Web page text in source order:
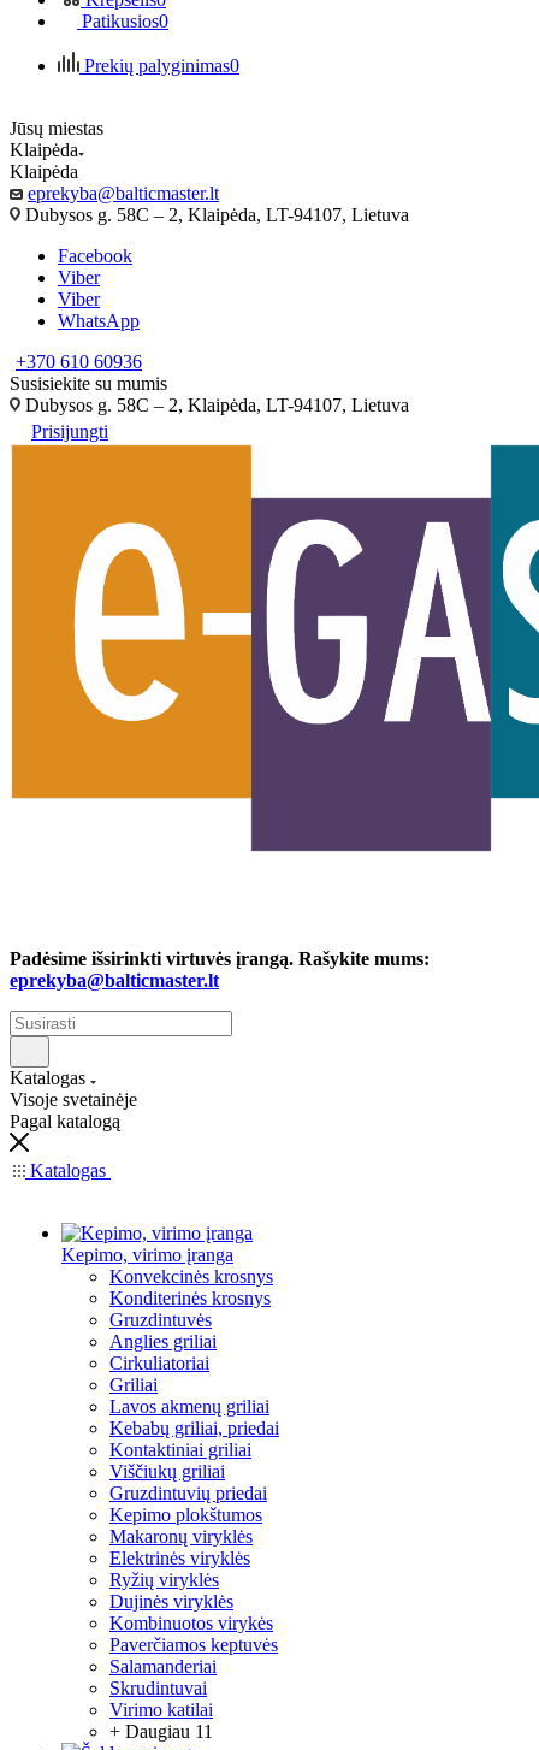
Patikusios0
Prekių palyginimas0
Jūsų miestas
Klaipėda
Klaipėda
eprekyba@balticmaster.lt
Dubysos g. 58C – 2, Klaipėda, LT-94107, Lietuva
Facebook
Viber
Viber
WhatsApp
+370 610 60936
Susisiekite su mumis
Dubysos g. 58C – 2, Klaipėda, LT-94107, Lietuva
Prisijungti
Padėsime išsirinkti virtuvės įrangą. Rašykite mums:
eprekyba@balticmaster.lt
Katalogas
Visoje svetainėje
Pagal katalogą
Katalogas
Kepimo, virimo įranga
Konvekcinės krosnys
Konditerinės krosnys
Gruzdintuvės
Anglies griliai
Cirkuliatoriai
Griliai
Lavos akmenų griliai
Kebabų griliai, priedai
Kontaktiniai griliai
Viščiukų griliai
Gruzdintuvių priedai
Kepimo plokštumos
Makaronų viryklės
Elektrinės viryklės
Ryžių viryklės
Dujinės viryklės
Kombinuotos virykės
Paverčiamos keptuvės
Salamanderiai
Skrudintuvai
Virimo katilai
+ Daugiau 11